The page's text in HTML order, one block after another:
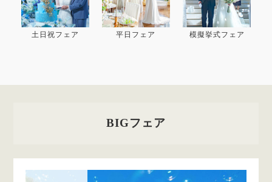
土日祝フェア 平日フェア 模擬挙式フェア
BIGフェア